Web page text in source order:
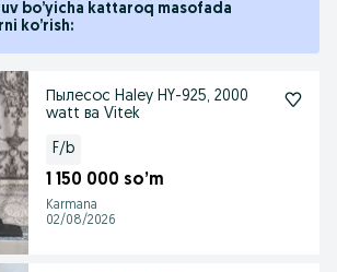
bo’yicha kattaroq masofada
ko’rish:
Пылесос Haley HY-925, 2000
watt ва Vitek
F/b
1 150 000 so’m
Karmana
02/08/2026